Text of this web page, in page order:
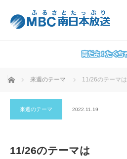
ホーム 来週のテーマ 11/26のテーマは
来週のテーマ 2022.11.19
11/26のテーマは